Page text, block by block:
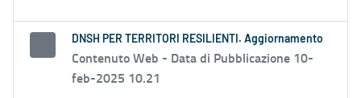
DNSH PER TERRITORI RESILIENTI. Aggiornamento
Contenuto Web - Data di Pubblicazione 10-
feb-2025 10.21